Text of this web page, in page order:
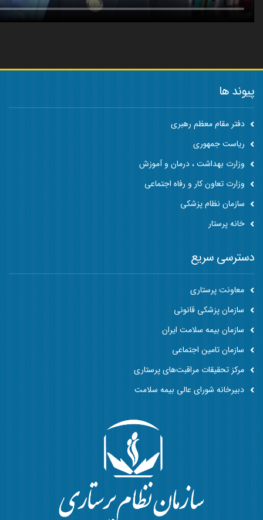
پیوند ها
دفتر مقام معظم رهبری
ریاست جمهوری
وزارت بهداشت ، درمان و آموزش
وزارت تعاون کار و رفاه اجتماعی
سازمان نظام پزشکی
خانه پرستار
دسترسی سریع
معاونت پرستاری
سازمان پزشکی قانونی
سازمان بیمه سلامت ایران
سازمان تامین اجتماعی
مرکز تحقیقات مراقبت‌های پرستاری
دبیرخانه شورای عالی بیمه سلامت